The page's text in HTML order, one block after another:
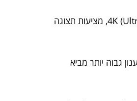
היא גורם קריטי. רזולוציות גבוהות יותר, כגון 1080p (Full HD), 1440p (Quad HD) או 4K (Ultra HD), מציעות תצוגה
קצבי רענון של 60 הרץ עד 240 הרץ או יותר. קצב רענון גבוה יותר מביא